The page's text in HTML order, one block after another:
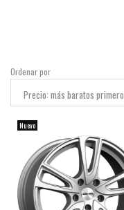
Ordenar por
Precio: más baratos primero
Nuevo